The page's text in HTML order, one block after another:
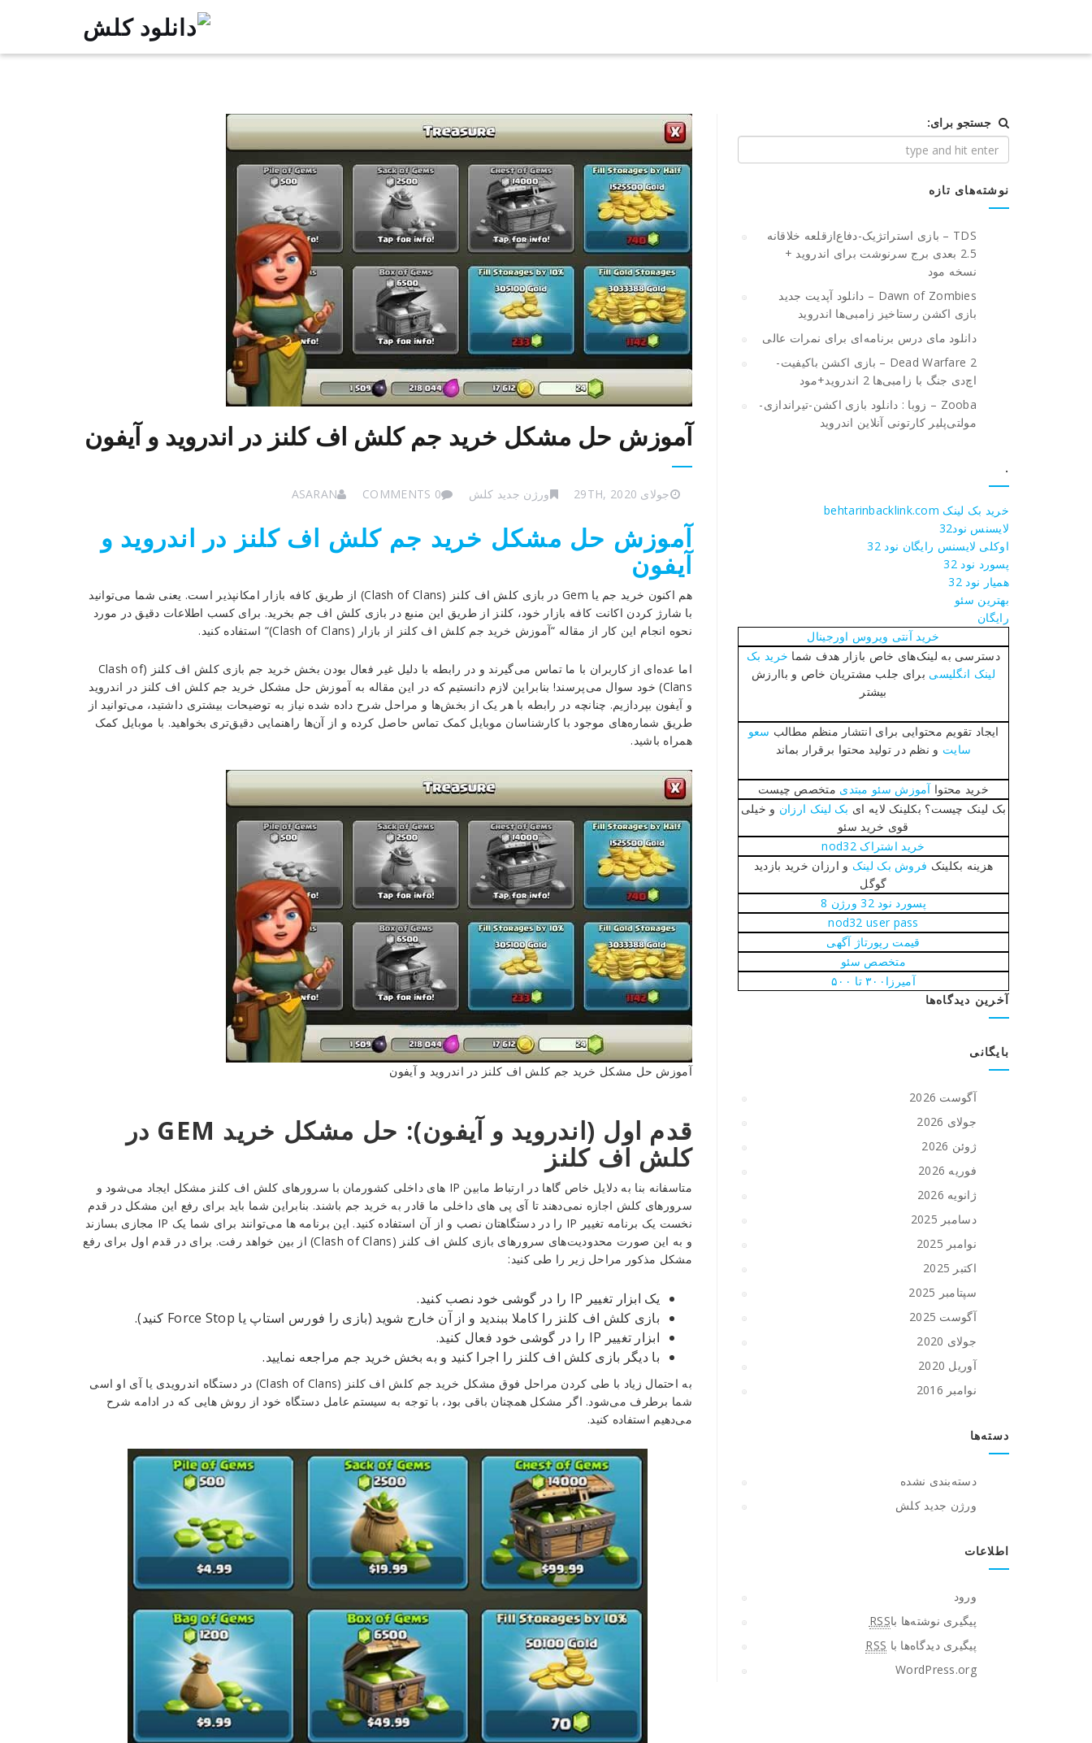
آموزش حل مشکل خرید جم کلش اف کلنز در اندروید و آیفون
جولای 29TH, 2020 ورژن جدید کلش 0 COMMENTS
ASARAN
آموزش حل مشکل خرید جم کلش اف کلنز در اندروید و
آیفون
هم اکنون خرید جم یا Gem در بازی کلش اف کلنز (Clash of Clans) از طریق کافه بازار امکانپذیر است. یعنی شما می‌توانید
با شارژ کردن اکانت کافه بازار خود، کلنز از طریق این منبع در بازی کلش اف جم بخرید. برای کسب اطلاعات دقیق در مورد
نحوه انجام این کار از مقاله “آموزش خرید جم کلش اف کلنز از بازار (Clash of Clans)“ استفاده کنید.
اما عده‌ای از کاربران با ما تماس می‌گیرند و در رابطه با دلیل غیر فعال بودن بخش خرید جم بازی کلش اف کلنز (Clash of
Clans) خود سوال می‌پرسند! بنابراین لازم دانستیم که در این مقاله به آموزش حل مشکل خرید جم کلش اف کلنز در اندروید
و آیفون بپردازیم. چنانچه در رابطه با هر یک از بخش‌ها و مراحل شرح داده شده نیاز به توضیحات بیشتری داشتید، می‌توانید از
طریق شماره‌های موجود با کارشناسان موبایل کمک تماس حاصل کرده و از آن‌ها راهنمایی دقیق‌تری بخواهید. با موبایل کمک
همراه باشید.
آموزش حل مشکل خرید جم کلش اف کلنز در اندروید و آیفون
قدم اول (اندروید و آیفون): حل مشکل خرید GEM در
کلش اف کلنز
متاسفانه بنا به دلایل خاص گاها در ارتباط مابین IP های داخلی کشورمان با سرورهای کلش اف کلنز مشکل ایجاد می‌شود و
سرورهای کلش اجازه نمی‌دهند تا آی پی های داخلی ما قادر به خرید جم باشند. بنابراین شما باید برای رفع این مشکل در قدم
نخست یک برنامه تغییر IP را در دستگاهتان نصب و از آن استفاده کنید. این برنامه ها می‌توانند برای شما یک IP مجازی بسازند
و به این صورت محدودیت‌های سرورهای بازی کلش اف کلنز (Clash of Clans) از بین خواهد رفت. برای در قدم اول برای رفع
مشکل مذکور مراحل زیر را طی کنید:
یک ابزار تغییر IP را در گوشی خود نصب کنید.
بازی کلش اف کلنز را کاملا ببندید و از آن خارج شوید (بازی را فورس استاپ یا Force Stop کنید).
ابزار تغییر IP را در گوشی خود فعال کنید.
با دیگر بازی کلش اف کلنز را اجرا کنید و به بخش خرید جم مراجعه نمایید.
به احتمال زیاد با طی کردن مراحل فوق مشکل خرید جم کلش اف کلنز (Clash of Clans) در دستگاه اندرویدی یا آی او اسی
شما برطرف می‌شود. اگر مشکل همچنان باقی بود، با توجه به سیستم عامل دستگاه خود از روش هایی که در ادامه شرح
می‌دهیم استفاده کنید.
جستجو برای:
نوشته‌های تازه
TDS – بازی استراتژیک-دفاع‌از‌قلعه خلاقانه
2.5 بعدی برج سرنوشت برای اندروید +
نسخه مود
Dawn of Zombies – دانلود آپدیت جدید
بازی اکشن رستاخیز زامبی‌ها اندروید
دانلود مای درس برنامه‌ای برای نمرات عالی
Dead Warfare 2 – بازی اکشن باکیفیت-
اچ‌دی جنگ با زامبی‌ها 2 اندروید+مود
Zooba – زوبا : دانلود بازی اکشن-تیراندازی-
مولتی‌پلیر کارتونی آنلاین اندروید
.
خرید بک لینک behtarinbacklink.com
لایسنس نود32
اوکلی لایسنس رایگان نود 32
پسورد نود 32
همیار نود 32
بهترین سئو
رایگان
خرید آنتی ویروس اورجینال
دسترسی به لینک‌های خاص بازار هدف شما خرید بک
لینک انگلیسی برای جلب مشتریان خاص و باارزش
بیشتر
ایجاد تقویم محتوایی برای انتشار منظم مطالب سعو
سایت و نظم در تولید محتوا برقرار بماند
خرید محتواآموزش سئو مبتدی متخصص چیست
بک لینک چیست؟ بکلینک لایه ای بک لینک ارزان و خیلی
قوی خرید سئو
خرید اشتراک nod32
هزینه بکلینک فروش بک لینک و ارزان خرید بازدید
گوگل
پسورد نود 32 ورژن 8
nod32 user pass
قیمت رپورتاژ آگهی
متخصص سئو
آمیرزا۳۰۰ تا ۵۰۰
آخرین دیدگاه‌ها
بایگانی
آگوست 2026
جولای 2026
ژوئن 2026
فوریه 2026
ژانویه 2026
دسامبر 2025
نوامبر 2025
اکتبر 2025
سپتامبر 2025
آگوست 2025
جولای 2020
آوریل 2020
نوامبر 2016
دسته‌ها
دسته‌بندی نشده
ورژن جدید کلش
اطلاعات
ورود
پیگیری نوشته‌ها باRSS
پیگیری دیدگاه‌ها با RSS
WordPress.org